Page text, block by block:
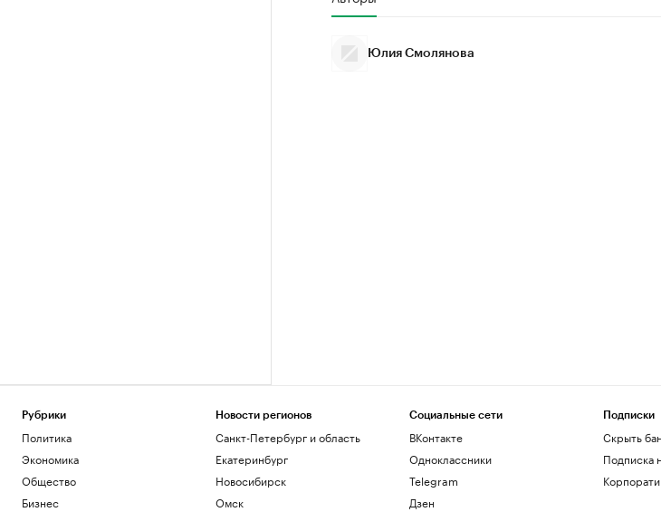
Юлия Смолянова
Рубрики
Политика
Экономика
Общество
Бизнес
Новости регионов
Санкт-Петербург и область
Екатеринбург
Новосибирск
Омск
Социальные сети
ВКонтакте
Одноклассники
Telegram
Дзен
Подписки
Скрыть
Подписка